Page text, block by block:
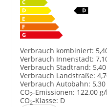
Verbrauch kombiniert:
Verbrauch Innenstadt:
Verbrauch Stadtrand:
Verbrauch Landstraße:
Verbrauch Autobahn:
CO2-Emissionen: 122,00
CO2-Klasse: D